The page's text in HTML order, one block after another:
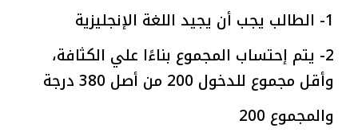
1- الطالب يجب أن يجيد اللغة الإنجليزية
2- يتم إحتساب المجموع بناءًا علي الكثافة،
وأقل مجموع للدخول 200 من أصل 380 درجة
والمجموع 200